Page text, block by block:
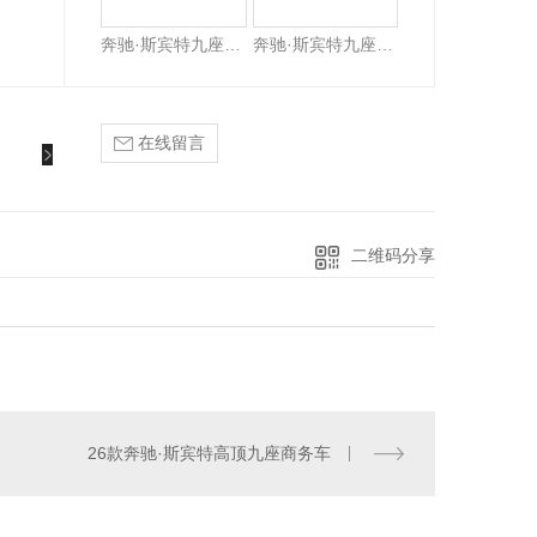
在线留言
二维码分享
26款奔驰·斯宾特高顶九座商务车